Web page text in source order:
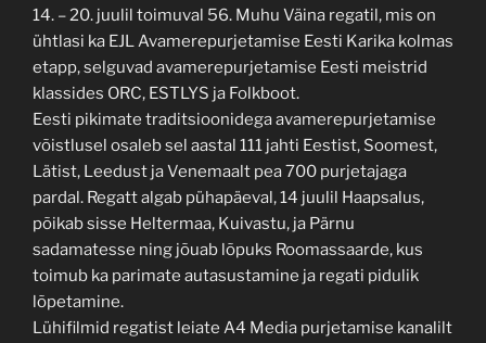
14. – 20. juulil toimuval 56. Muhu Väina regatil, mis on
ühtlasi ka EJL Avamerepurjetamise Eesti Karika kolmas
etapp, selguvad avamerepurjetamise Eesti meistrid
klassides ORC, ESTLYS ja Folkboot.
Eesti pikimate traditsioonidega avamerepurjetamise
võistlusel osaleb sel aastal 111 jahti Eestist, Soomest,
Lätist, Leedust ja Venemaalt pea 700 purjetajaga
pardal. Regatt algab pühapäeval, 14 juulil Haapsalus,
põikab sisse Heltermaa, Kuivastu, ja Pärnu
sadamatesse ning jõuab lõpuks Roomassaarde, kus
toimub ka parimate autasustamine ja regati pidulik
lõpetamine.
Lühifilmid regatist leiate A4 Media purjetamise kanalilt